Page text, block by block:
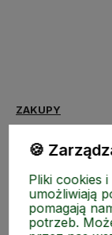
ZAKUPY
MEDIA
MOJE KONTO
INFORMACJE
🍪
Pliki cookies
umożliwiają
pomagają
potrzeb.